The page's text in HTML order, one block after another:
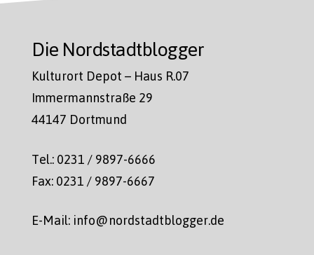
Die Nordstadtblogger
Kulturort Depot – Haus R.07
Immermannstraße 29
44147 Dortmund
Tel.: 0231 / 9897-6666
Fax: 0231 / 9897-6667
E-Mail: info@nordstadtblogger.de